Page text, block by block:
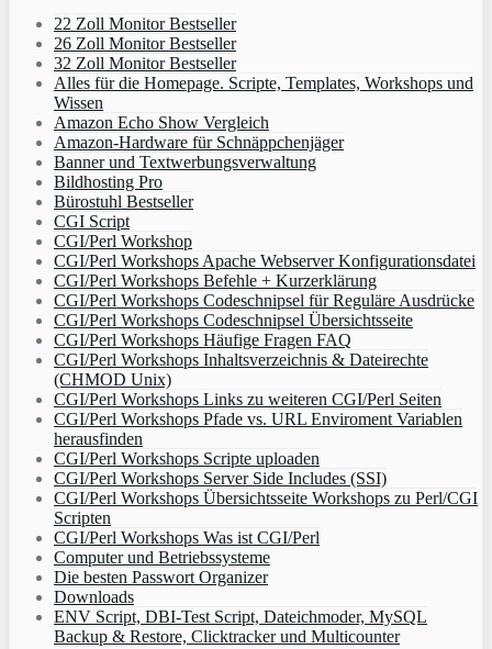
22 Zoll Monitor Bestseller
26 Zoll Monitor Bestseller
32 Zoll Monitor Bestseller
Alles für die Homepage. Scripte, Templates, Workshops und
Wissen
Amazon Echo Show Vergleich
Amazon-Hardware für Schnäppchenjäger
Banner und Textwerbungsverwaltung
Bildhosting Pro
Bürostuhl Bestseller
CGI Script
CGI/Perl Workshop
CGI/Perl Workshops Apache Webserver Konfigurationsdatei
CGI/Perl Workshops Befehle + Kurzerklärung
CGI/Perl Workshops Codeschnipsel für Reguläre Ausdrücke
CGI/Perl Workshops Codeschnipsel Übersichtsseite
CGI/Perl Workshops Häufige Fragen FAQ
CGI/Perl Workshops Inhaltsverzeichnis & Dateirechte
(CHMOD Unix)
CGI/Perl Workshops Links zu weiteren CGI/Perl Seiten
CGI/Perl Workshops Pfade vs. URL Enviroment Variablen
herausfinden
CGI/Perl Workshops Scripte uploaden
CGI/Perl Workshops Server Side Includes (SSI)
CGI/Perl Workshops Übersichtsseite Workshops zu Perl/CGI
Scripten
CGI/Perl Workshops Was ist CGI/Perl
Computer und Betriebssysteme
Die besten Passwort Organizer
Downloads
ENV Script, DBI-Test Script, Dateichmoder, MySQL
Backup & Restore, Clicktracker und Multicounter